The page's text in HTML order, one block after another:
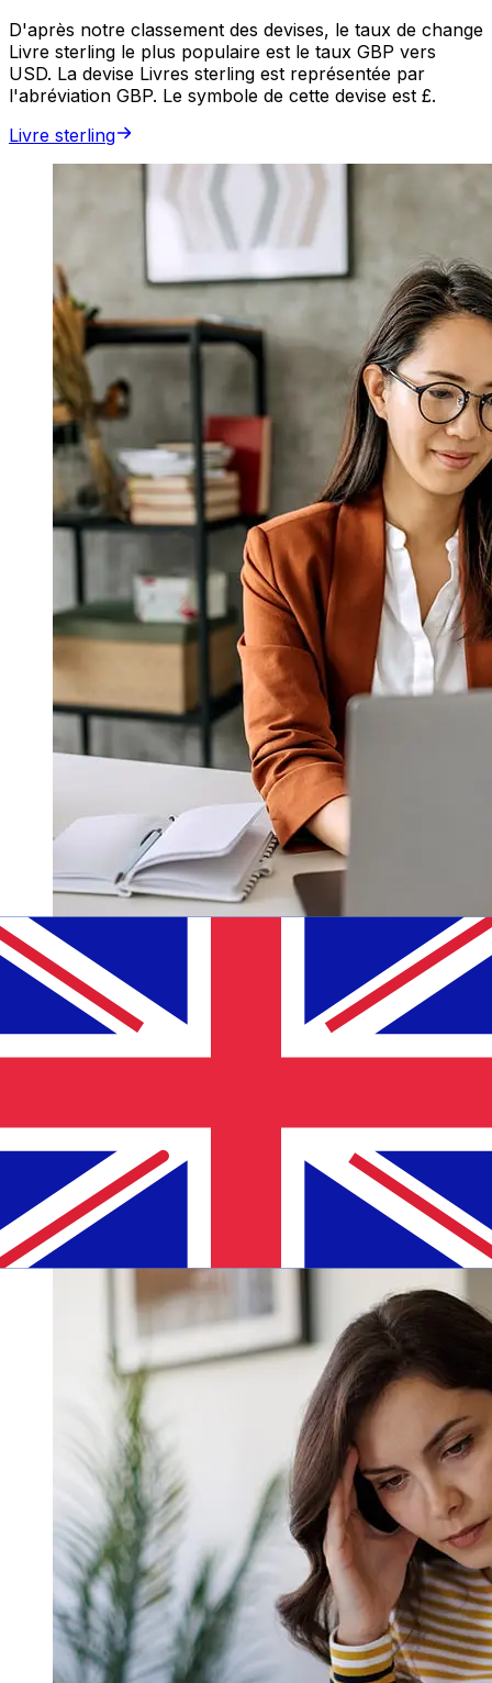
D'après notre classement des devises, le taux de change
Livre sterling le plus populaire est le taux GBP vers
USD. La devise Livres sterling est représentée par
l'abréviation GBP. Le symbole de cette devise est £.
Livre sterling
À quelle vitesse un transfert Novo
Banco EUR GBP ?
ouvrables. Des facteurs tels que les jours fériés
bancaires et les contrôles de sécurité peuvent
également influencer la livraison. Vérifiez les délais de
Novo Banco, S.Apour éviter les retards.